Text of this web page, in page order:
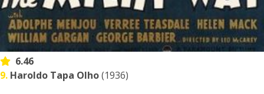
6.46
9. Haroldo Tapa Olho(1936)